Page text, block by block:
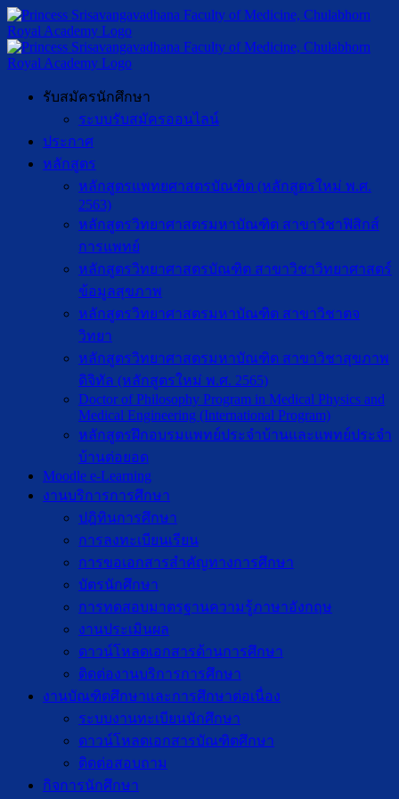
รับสมัครนักศึกษา
ระบบรับสมัครออนไลน์
ประกาศ
หลักสูตร
หลักสูตรแพทยศาสตรบัณฑิต (หลักสูตรใหม่ พ.ศ.
2563)
หลักสูตรวิทยาศาสตรมหาบัณฑิต สาขาวิชาฟิสิกส์
การแพทย์
หลักสูตรวิทยาศาสตรบัณฑิต สาขาวิชาวิทยาศาสตร์
ข้อมูลสุขภาพ
หลักสูตรวิทยาศาสตรมหาบัณฑิต สาขาวิชาตจ
วิทยา
หลักสูตรวิทยาศาสตรมหาบัณฑิต สาขาวิชาสุขภาพ
ดิจิทัล (หลักสูตรใหม่ พ.ศ. 2565)
Doctor of Philosophy Program in Medical Physics and
Medical Engineering (International Program)
หลักสูตรฝึกอบรมแพทย์ประจำบ้านและแพทย์ประจำ
บ้านต่อยอด
Moodle e-Learning
งานบริการการศึกษา
ปฎิทินการศึกษา
การลงทะเบียนเรียน
การขอเอกสารสำคัญทางการศึกษา
บัตรนักศึกษา
การทดสอบมาตรฐานความรู้ภาษาอังกฤษ
งานประเมินผล
ดาวน์โหลดเอกสารด้านการศึกษา
ติดต่องานบริการการศึกษา
งานบัณฑิตศึกษาเเละการศึกษาต่อเนื่อง
ระบบงานทะเบียนนักศึกษา
ดาวน์โหลดเอกสารบัณฑิตศึกษา
ติดต่อสอบถาม
กิจการนักศึกษา